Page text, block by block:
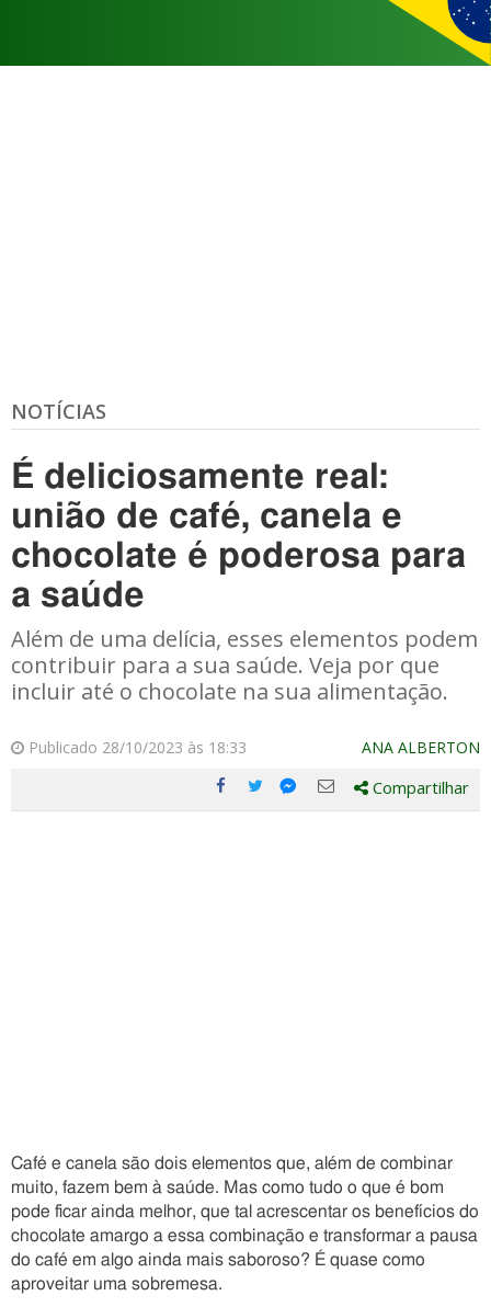
NOTÍCIAS
É deliciosamente real:
união de café, canela e
chocolate é poderosa para
a saúde
Além de uma delícia, esses elementos podem
contribuir para a sua saúde. Veja por que
incluir até o chocolate na sua alimentação.
Publicado 28/10/2023 às 18:33 ANA ALBERTON
Compartilhe
Compartilhe
Compartilhe
Compartilhe
Compartilhar
Café e canela são dois elementos que, além de combinar
muito, fazem bem à saúde. Mas como tudo o que é bom
pode ficar ainda melhor, que tal acrescentar os benefícios do
chocolate amargo a essa combinação e transformar a pausa
do café em algo ainda mais saboroso? É quase como
aproveitar uma sobremesa.